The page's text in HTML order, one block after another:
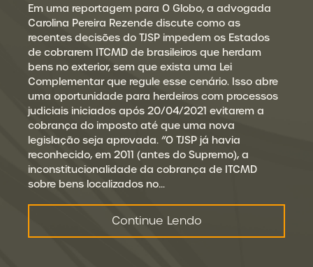
Em uma reportagem para O Globo, a advogada
Carolina Pereira Rezende discute como as
recentes decisões do TJSP impedem os Estados
de cobrarem ITCMD de brasileiros que herdam
bens no exterior, sem que exista uma Lei
Complementar que regule esse cenário. Isso abre
uma oportunidade para herdeiros com processos
judiciais iniciados após 20/04/2021 evitarem a
cobrança do imposto até que uma nova
legislação seja aprovada. “O TJSP já havia
reconhecido, em 2011 (antes do Supremo), a
inconstitucionalidade da cobrança de ITCMD
sobre bens localizados no…
Continue Lendo